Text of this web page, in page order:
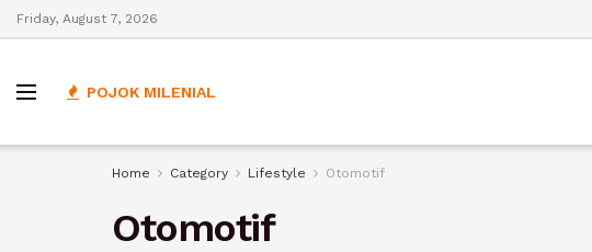
Friday, August 7, 2026
POJOK MILENIAL
Home Category Lifestyle Otomotif
Otomotif